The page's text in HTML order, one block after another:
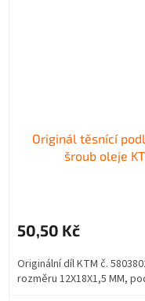
Originál těsnící
šroub oleje
50,50 Kč
Originální díl KTM č.
rozměru 12X18X1,5 MM,